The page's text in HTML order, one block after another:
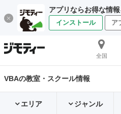
アプリならお得な情
インストール ア
全国
VBAの教室・スクール情報
エリア ジャンル